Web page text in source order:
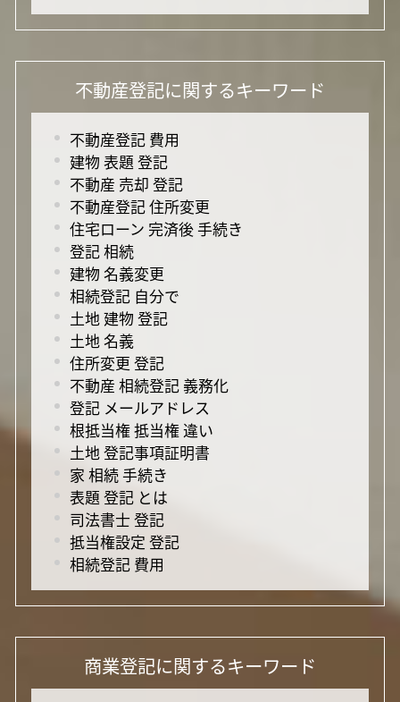
不動産登記に関するキーワード
不動産登記 費用
建物 表題 登記
不動産 売却 登記
不動産登記 住所変更
住宅ローン 完済後 手続き
登記 相続
建物 名義変更
相続登記 自分で
土地 建物 登記
土地 名義
住所変更 登記
不動産 相続登記 義務化
登記 メールアドレス
根抵当権 抵当権 違い
土地 登記事項証明書
家 相続 手続き
表題 登記 とは
司法書士 登記
抵当権設定 登記
相続登記 費用
商業登記に関するキーワード